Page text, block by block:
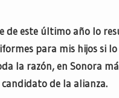
de este último año lo
para mis hijos si
la razón, en Sonora
de la alianza.